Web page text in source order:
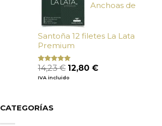
Anchoas de
Santoña 12 filetes La Lata
Premium
Valorado
con
de 5
14,23€ El
precio
12,80 €El
IVA incluido
CATEGORÍAS